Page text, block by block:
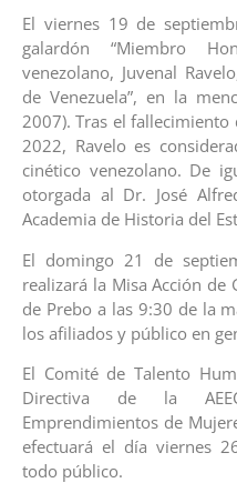
El viernes 19 de
galardón “Miembro
venezolano, Juvenal
de Venezuela”, en la
2007). Tras el fallecimiento
2022, Ravelo es
cinético venezolano. De
otorgada al Dr. José
Academia de Historia del
El domingo 21 de
realizará la Misa Acción de
de Prebo a las 9:30 de la
los afiliados y público en
El Comité de Talento
Directiva de la
Emprendimientos de
efectuará el día viernes
todo público.